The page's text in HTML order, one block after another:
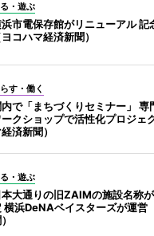
・遊ぶ
市電保存館がリニューアル 記
ヨコハマ経済新聞）
す・働く
で「まちづくりセミナー」 専
ークショップで活性化プロジェ
済新聞）
・遊ぶ
本大通りの旧ZAIMの施設名称
横浜DeNAベイスターズが運営